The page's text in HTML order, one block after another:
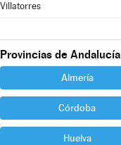
Villatorres
Provincias de Andalucía
Almería
Córdoba
Huelva